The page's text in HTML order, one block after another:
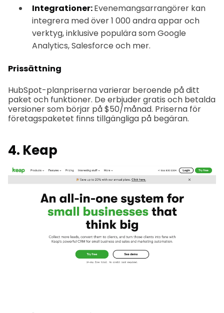
Integrationer:Evenemangsarrangörer kan
integrera med över 1 000 andra appar och
verktyg, inklusive populära som Google
Analytics, Salesforce och mer.
Prissättning
HubSpot-planpriserna varierar beroende på ditt
paket och funktioner. De erbjuder gratis och betalda
versioner som börjar på $50/månad. Priserna för
företagspaketet finns tillgängliga på begäran.
4. Keap